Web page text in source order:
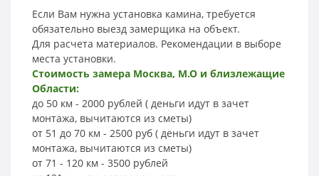
Если Вам нужна установка камина, требуется
обязательно выезд замерщика на объект.
Для расчета материалов. Рекомендации в выборе
места установки.
Стоимость замера Москва, М.О и близлежащие
Области:
до 50 км - 2000 рублей ( деньги идут в зачет
монтажа, вычитаются из сметы)
от 51 до 70 км - 2500 руб ( деньги идут в зачет
монтажа, вычитаются из сметы)
от 71 - 120 км - 3500 рублей